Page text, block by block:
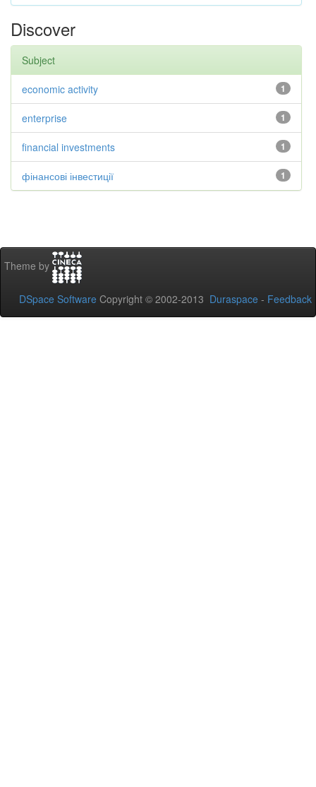
Discover
Subject
1
economic activity
1
enterprise
1
financial investments
1
фінансові інвестиції
Theme by
DSpace Software Copyright © 2002-2013 Duraspace - Feedback